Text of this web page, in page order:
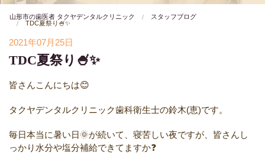
山形市の歯医者 タクヤデンタルクリニック
スタッフブログ
TDC夏祭り🍧✨
2021年07月25日
TDC夏祭り🍧✨
皆さんこんにちは😊
タクヤデンタルクリニック歯科衛生士の鈴木(恵)です。
毎日本当に暑い日🌞が続いて、寝苦しい夜ですが、皆さんし
っかり水分や塩分補給できてますか❓